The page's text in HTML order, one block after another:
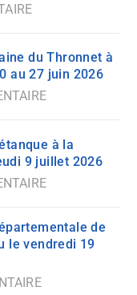
du Thronnet à
au 27 juin 2026
à la
9 juillet 2026
de
le vendredi 19